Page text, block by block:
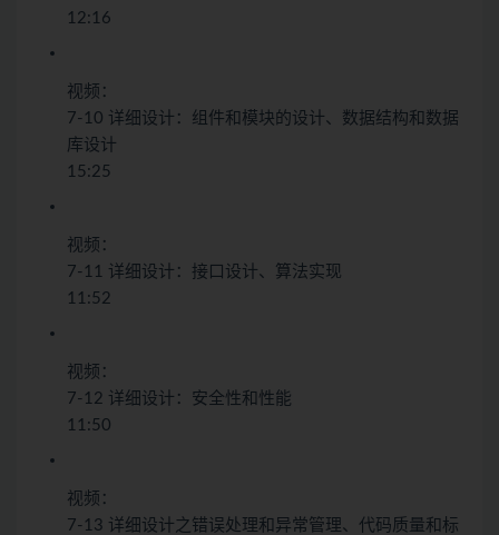
12:16
视频：
7-10 详细设计：组件和模块的设计、数据结构和数据
库设计
15:25
视频：
7-11 详细设计：接口设计、算法实现
11:52
视频：
7-12 详细设计：安全性和性能
11:50
视频：
7-13 详细设计之错误处理和异常管理、代码质量和标